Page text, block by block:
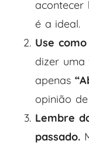
acontecer
é a ideal.
Use
dizer uma
apenas
opinião
Lembre
passado.